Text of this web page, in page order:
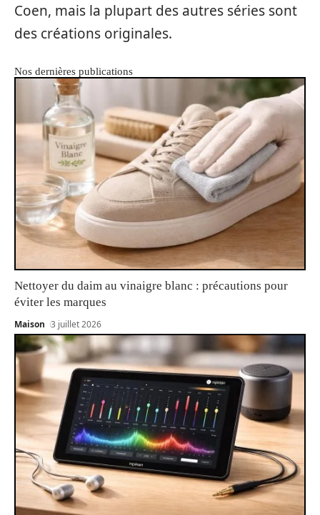
Coen, mais la plupart des autres séries sont
des créations originales.
Nos dernières publications
Nettoyer du daim au vinaigre blanc : précautions pour
éviter les marques
Maison 3 juillet 2026